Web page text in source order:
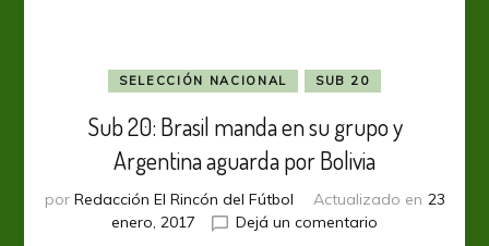
SELECCIÓN NACIONAL SUB 20
Sub 20: Brasil manda en su grupo y
Argentina aguarda por Bolivia
por Redacción El Rincón del Fútbol Actualizado en 23
enero, 2017
Dejá un comentario